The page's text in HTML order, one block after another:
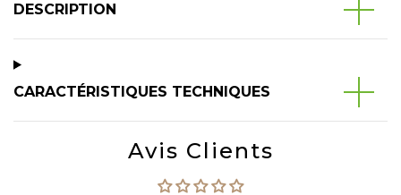
DESCRIPTION
CARACTÉRISTIQUES TECHNIQUES
Avis Clients